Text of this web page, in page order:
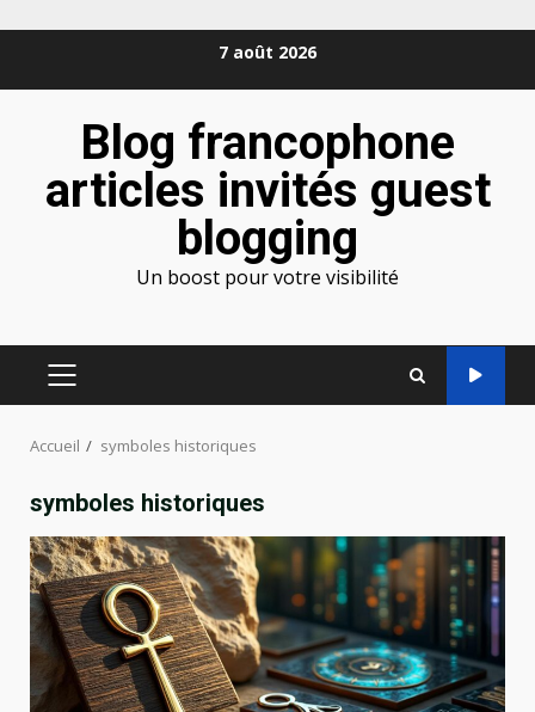
7 août 2026
Blog francophone
articles invités guest
blogging
Un boost pour votre visibilité
MENU
Accueil symboles historiques
symboles historiques